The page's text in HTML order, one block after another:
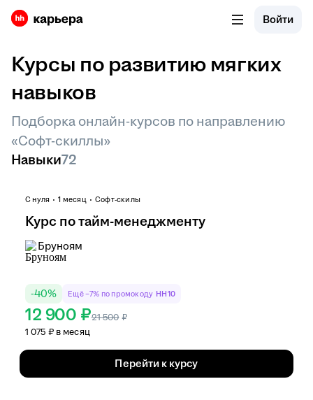
Войти
Курсы по развитию мягких
навыков
Подборка онлайн-курсов по направлению
«Софт-скиллы»
Навыки72
С нуля 1 месяц Софт-скилы
Курс по тайм-менеджменту
Бруноям
-40% Ещё −7% по промокоду HH10
12 900 ₽21 500 ₽
1 075 ₽ в месяц
Перейти к курсу